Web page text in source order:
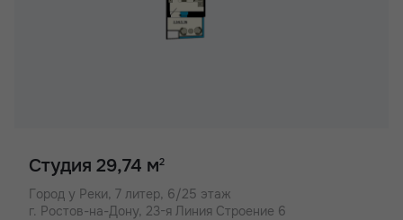
Студия 29,74 м2
Город у Реки, 7 литер, 6/25 этаж
г. Ростов-на-Дону, 23-я Линия Строение 6